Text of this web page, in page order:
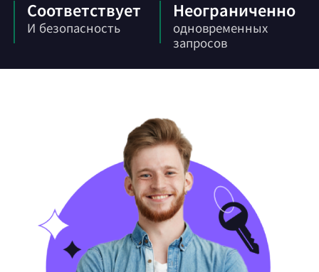
Соответствует
И безопасность
Неограниченно
одновременных
запросов